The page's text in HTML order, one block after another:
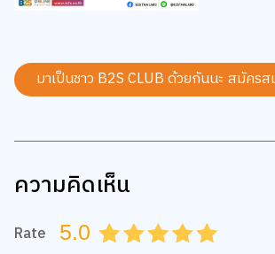
มาเป็นชาว B2S CLUB ด้วยกันนะ สมัครส
ความคิดเห็น
Rate 5.0 4.5
4.0
3.5
3.0
2.5
2.0
1.5
1.0
0.5